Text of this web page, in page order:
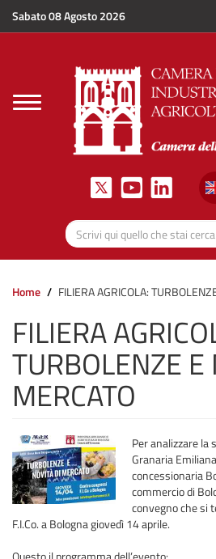
Sabato 08 Agosto 2026
Toggle
navigation
Scrivi qui
Home FILIERA AGRICOLA:
FILIERA
TURBOLENZE E
MERCATO
Per analizzare la
Granaria
concessionaria
commercio di
convegno che si
F.I.Co. a Bologna giovedì 14 aprile.